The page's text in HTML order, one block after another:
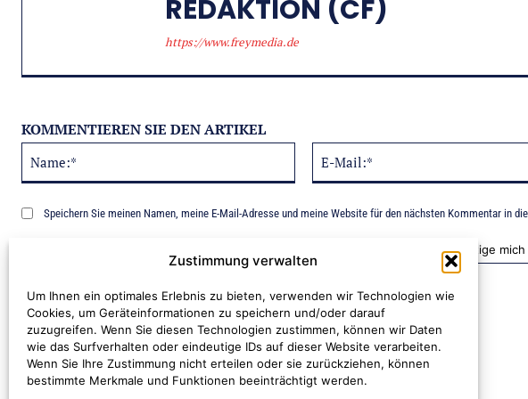
Zustimmung verwalten
Um Ihnen ein optimales Erlebnis zu bieten, verwenden wir Technologien wie
Cookies, um Geräteinformationen zu speichern und/oder darauf
zuzugreifen. Wenn Sie diesen Technologien zustimmen, können wir Daten
wie das Surfverhalten oder eindeutige IDs auf dieser Website verarbeiten.
Wenn Sie Ihre Zustimmung nicht erteilen oder sie zurückziehen, können
bestimmte Merkmale und Funktionen beeinträchtigt werden.
REDAKTION (CF)
https://www.freymedia.de
KOMMENTIEREN SIE DEN ARTIKEL
Speichern Sie meinen Namen, meine E-Mail-Adresse und meine Website für den nächsten Kommentar in
Benachrichtige